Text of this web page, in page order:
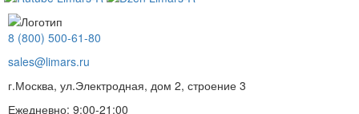
8 (800) 500-61-80
sales@limars.ru
г.Москва, ул.Электродная, дом 2, строение 3
Ежедневно: 9:00-21:00